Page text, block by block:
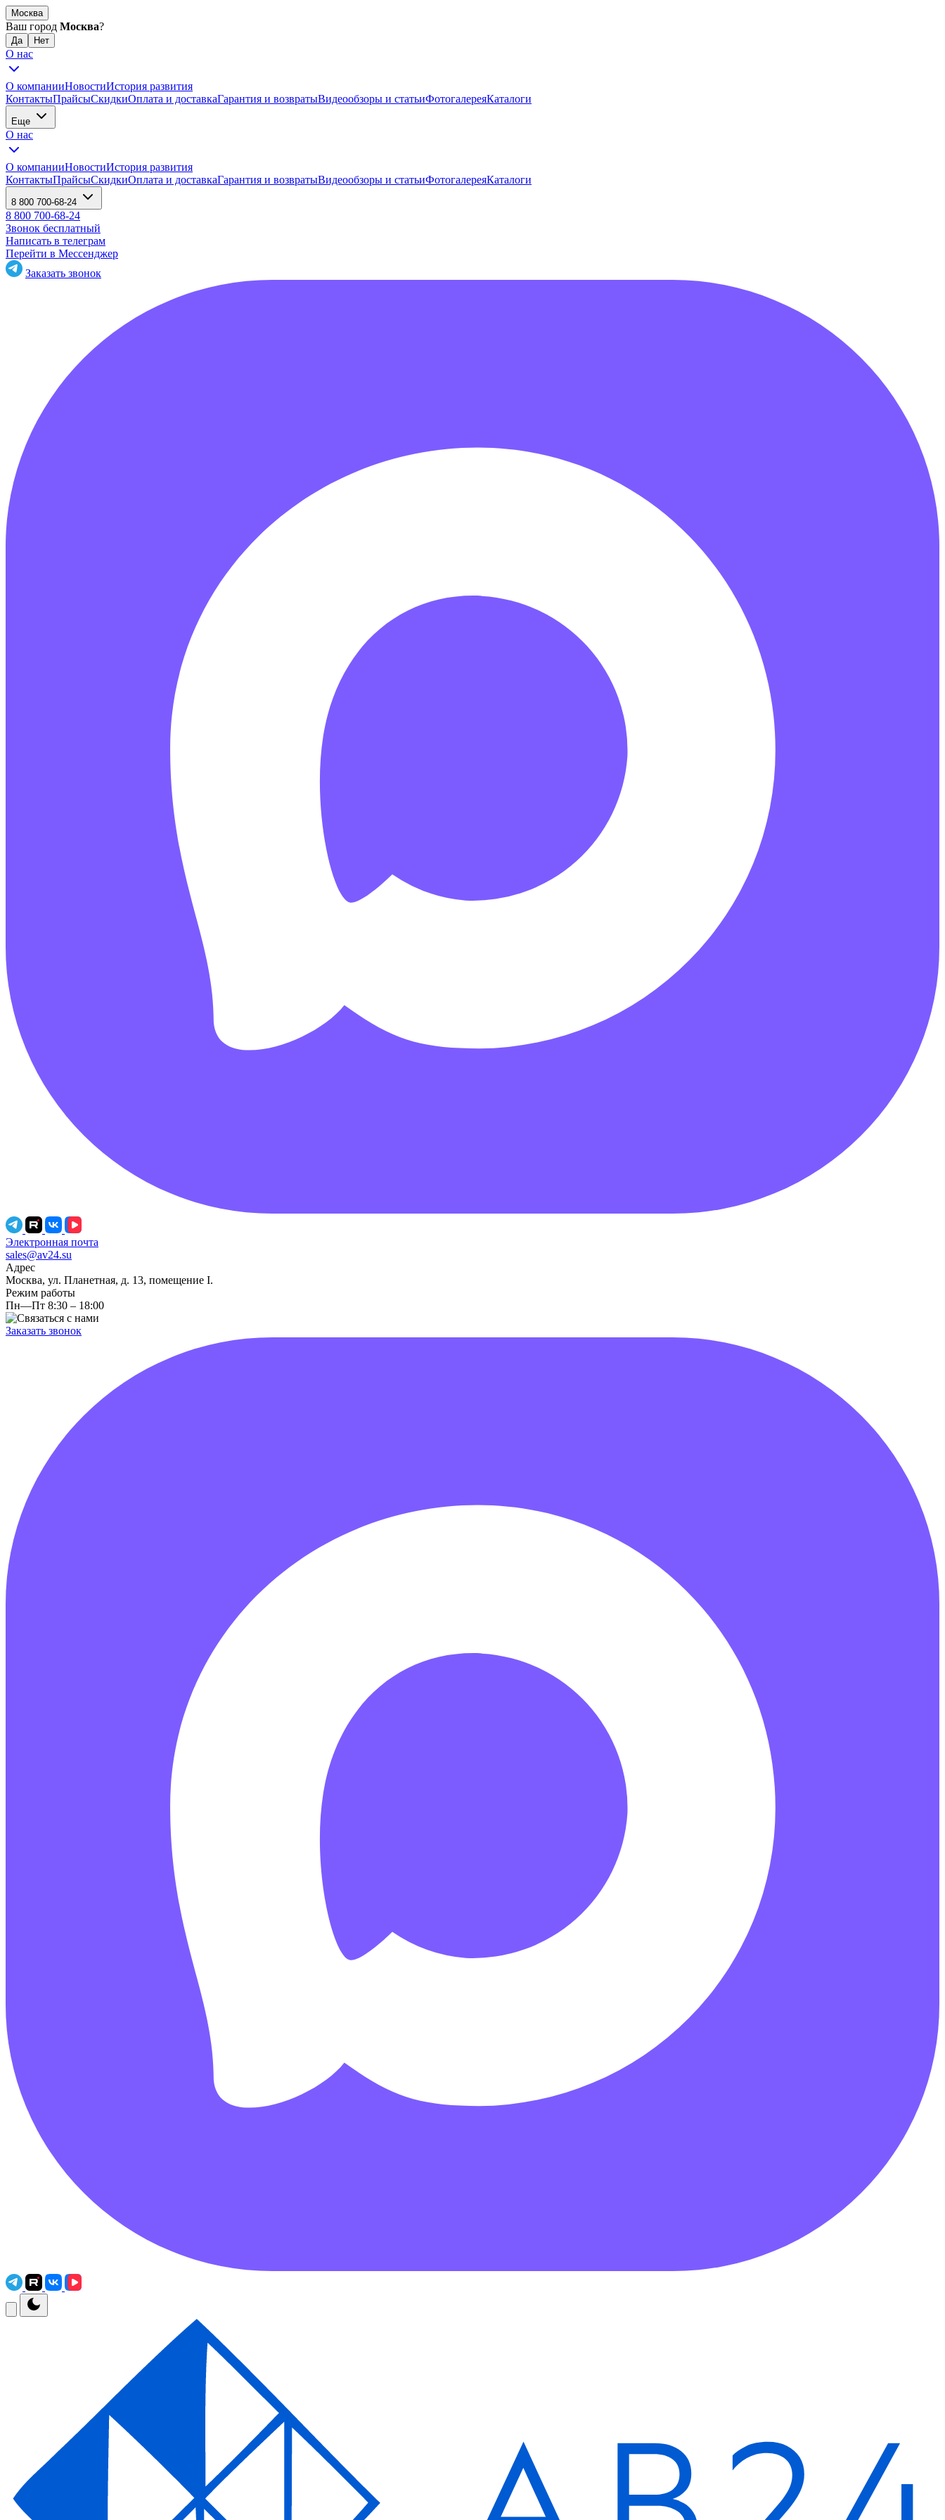
Москва
Ваш город Москва?
О нас
О компанииНовостиИстория развития
КонтактыПрайсыСкидкиОплата и доставкаГарантия и возвратыВидеообзоры и статьиФотогалереяКаталоги
Еще
О нас
О компанииНовостиИстория развития
КонтактыПрайсыСкидкиОплата и доставкаГарантия и возвратыВидеообзоры и статьиФотогалереяКаталоги
8 800 700-68-24
8 800 700-68-24
Звонок бесплатный
Написать в телеграм
Перейти в Мессенджер
Заказать звонок
Электронная почта
sales@av24.su
Адрес
Москва, ул. Планетная, д. 13, помещение I.
Режим работы
Пн—Пт 8:30 – 18:00
Заказать звонок